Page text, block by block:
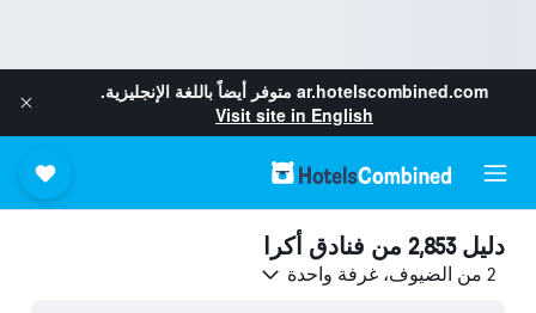
ar.hotelscombined.com متوفر أيضاً باللغة الإنجليزية.
Visit site in English
دليل 2,853 من فنادق أكرا
2 من الضيوف، غرفة واحدة